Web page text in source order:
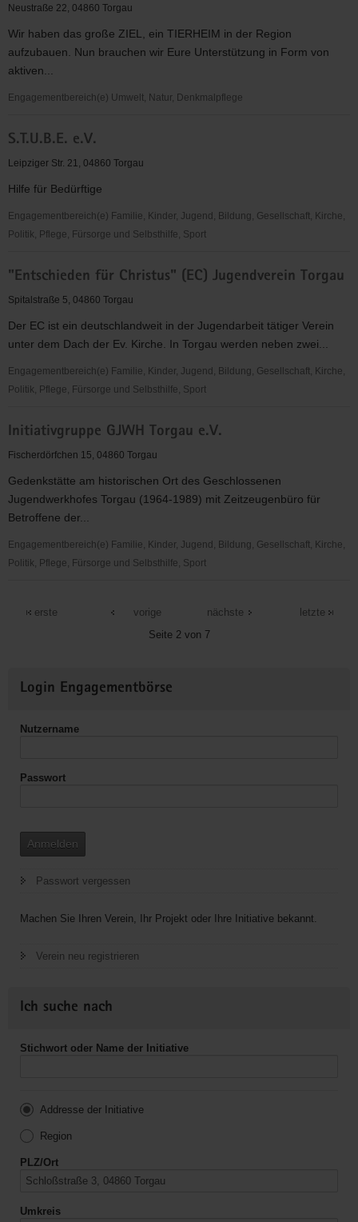
Torgau-
e.
V.
Neustraße 22, 04860 Torgau
Wir haben das große ZIEL, ein TIERHEIM in der Region
aufzubauen. Nun brauchen wir Eure Unterstützung in Form von
aktiven...
Engagementbereich(e) Umwelt, Natur, Denkmalpflege
Torgau
e.V.
S.T.U.B.E. e.V.
Leipziger Str. 21, 04860 Torgau
Hilfe für Bedürftige
Engagementbereich(e) Familie, Kinder, Jugend, Bildung, Gesellschaft, Kirche,
Politik, Pflege, Fürsorge und Selbsthilfe, Sport
e.V.
"Entschieden für Christus" (EC) Jugendverein Torgau
Spitalstraße 5, 04860 Torgau
Der EC ist ein deutschlandweit in der Jugendarbeit tätiger Verein
unter dem Dach der Ev. Kirche. In Torgau werden neben zwei...
Engagementbereich(e) Familie, Kinder, Jugend, Bildung, Gesellschaft, Kirche,
Politik, Pflege, Fürsorge und Selbsthilfe, Sport
für
Christus"
Jugendverein
Torgau
Initiativgruppe GJWH Torgau e.V.
Fischerdörfchen 15, 04860 Torgau
Gedenkstätte am historischen Ort des Geschlossenen
Jugendwerkhofes Torgau (1964-1989) mit Zeitzeugenbüro für
Betroffene der...
Engagementbereich(e) Familie, Kinder, Jugend, Bildung, Gesellschaft, Kirche,
Politik, Pflege, Fürsorge und Selbsthilfe, Sport
erste
vorige
Seite 2 von 7
nächste letzte
Informationen
Login Engagementbörse
Nutzername
Passwort
Anmelden
Passwort vergessen
Machen Sie Ihren Verein, Ihr Projekt oder Ihre Initiative bekannt.
Verein neu registrieren
Ich suche nach
Stichwort oder Name der Initiative
Addresse der Initiative
Region
PLZ/Ort
Umkreis